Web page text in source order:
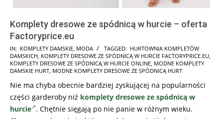
Komplety dresowe ze spódnicą w hurcie – oferta
Factoryprice.eu
2023-
03-
03
IN: KOMPLETY DAMSKIE MODA TAGGED: HURTOWNIA KOMPLETÓW
DAMSKICH KOMPLETY DRESOWE ZE SPÓDNICĄ W HURCIE FACTORYPRICE.EU
KOMPLETY DRESOWE ZE SPÓDNICĄ W HURCIE ONLINE MODNE KOMPLETY
DAMSKIE HURT MODNE KOMPLETY DRESOWE ZE SPÓDNICĄ HURT
Nie ma chyba obecnie bardziej zyskującej na popularności
części garderoby niż komplety dresowe ze spódnicą w
hurcie . Chętnie sięgają po nie panie w różnym wieku.